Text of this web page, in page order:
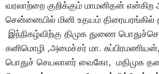
வரலாற்றை குறிக்கும் மாமனிதன்
சென்னையில் மினி உதயம் திரையரங்கில்
இந்நிகழ்விற்கு திமுக துணை
கனிமொழி ,அமைச்சர் மா.
பொதுச் செயலாளர் வைகோ, மதிமுக